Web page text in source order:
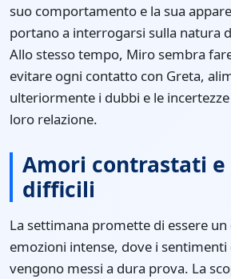
suo comportamento e la sua
portano a interrogarsi sulla natura
Allo stesso tempo, Miro sembra
evitare ogni contatto con Greta,
ulteriormente i dubbi e le
loro relazione.
Amori contrastati e
difficili
La settimana promette di essere
emozioni intense, dove i
vengono messi a dura prova. La